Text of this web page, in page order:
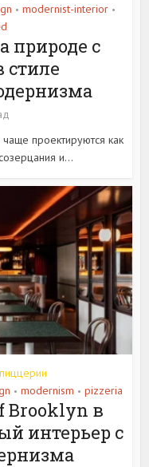
• modernist-interior •
природе с
стиле
проектируются как
и...
• modernism • pizzeria
Brooklyn в
интерьер с